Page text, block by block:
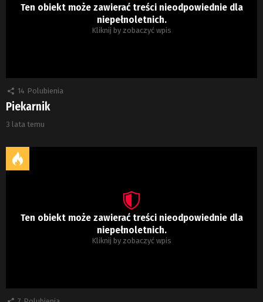
Ten obiekt może zawierać treści nieodpowiednie dla
niepełnoletnich.
Kliknij by zobaczyć wpis
14 Polubienia
Piekarnik
3 lata temu
Ten obiekt może zawierać treści nieodpowiednie dla
niepełnoletnich.
Kliknij by zobaczyć wpis